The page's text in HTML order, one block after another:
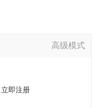
高级模式
|立即注册